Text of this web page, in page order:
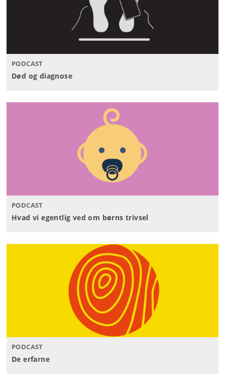
PODCAST
Død og diagnose
PODCAST
Hvad vi egentlig ved om børns trivsel
PODCAST
De erfarne